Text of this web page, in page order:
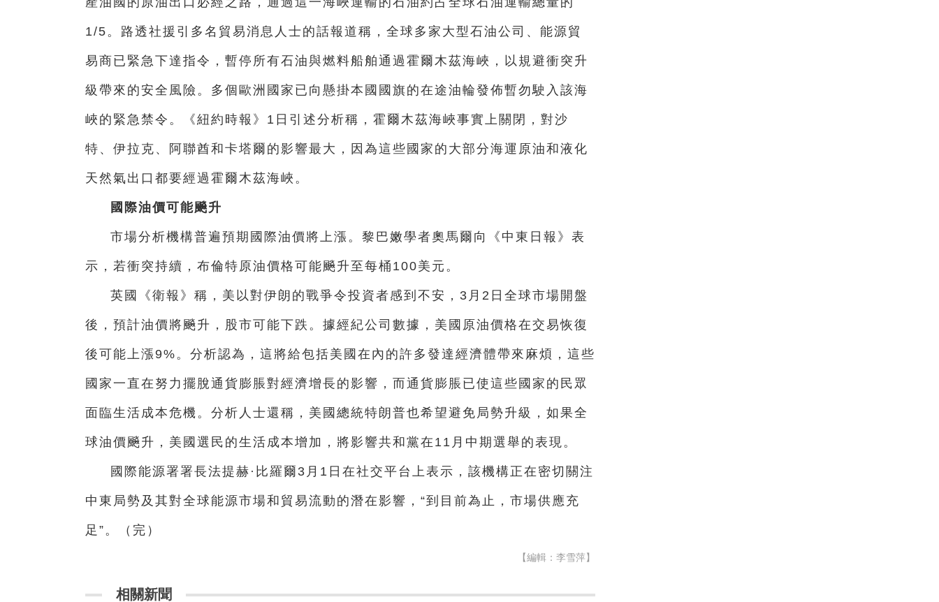
1/5。路透社援引多名貿易消息人士的話報道稱，全球多家大型石油公司、能源貿
易商已緊急下達指令，暫停所有石油與燃料船舶通過霍爾木茲海峽，以規避衝突升
級帶來的安全風險。多個歐洲國家已向懸掛本國國旗的在途油輪發佈暫勿駛入該海
峽的緊急禁令。《紐約時報》1日引述分析稱，霍爾木茲海峽事實上關閉，對沙
特、伊拉克、阿聯酋和卡塔爾的影響最大，因為這些國家的大部分海運原油和液化
天然氣出口都要經過霍爾木茲海峽。
國際油價可能飈升
市場分析機構普遍預期國際油價將上漲。黎巴嫩學者奧馬爾向《中東日報》表
示，若衝突持續，布倫特原油價格可能飈升至每桶100美元。
英國《衛報》稱，美以對伊朗的戰爭令投資者感到不安，3月2日全球市場開盤
後，預計油價將飈升，股市可能下跌。據經紀公司數據，美國原油價格在交易恢復
後可能上漲9%。分析認為，這將給包括美國在內的許多發達經濟體帶來麻煩，這些
國家一直在努力擺脫通貨膨脹對經濟增長的影響，而通貨膨脹已使這些國家的民眾
面臨生活成本危機。分析人士還稱，美國總統特朗普也希望避免局勢升級，如果全
球油價飈升，美國選民的生活成本增加，將影響共和黨在11月中期選舉的表現。
國際能源署署長法提赫·比羅爾3月1日在社交平台上表示，該機構正在密切關注
中東局勢及其對全球能源市場和貿易流動的潛在影響，“到目前為止，市場供應充
足”。（完）
【編輯：李雪萍】
相關新聞